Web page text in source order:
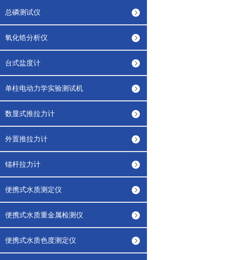
总磷测试仪
氧化锆分析仪
台式盐度计
单柱电动力学实验测试机
数显式推拉力计
外置推拉力计
锚杆拉力计
便携式水质测定仪
便携式水质重金属检测仪
便携式水质色度测定仪